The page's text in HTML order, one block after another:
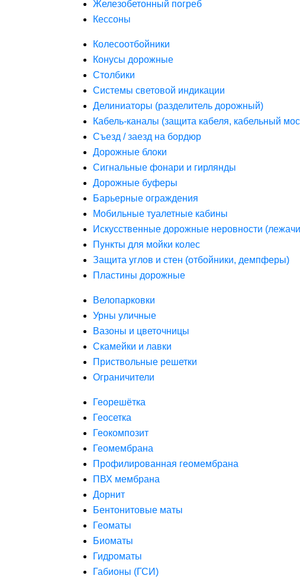
Железобетонный погреб
Кессоны
Колесоотбойники
Конусы дорожные
Столбики
Системы световой индикации
Делиниаторы (разделитель дорожный)
Кабель-каналы (защита кабеля, кабельный
Съезд / заезд на бордюр
Дорожные блоки
Сигнальные фонари и гирлянды
Дорожные буферы
Барьерные ограждения
Мобильные туалетные кабины
Искусственные дорожные неровности
Пункты для мойки колес
Защита углов и стен (отбойники, демпферы)
Пластины дорожные
Велопарковки
Урны уличные
Вазоны и цветочницы
Скамейки и лавки
Приствольные решетки
Ограничители
Георешётка
Геосетка
Геокомпозит
Геомембрана
Профилированная геомембрана
ПВХ мембрана
Дорнит
Бентонитовые маты
Геоматы
Биоматы
Гидроматы
Габионы (ГСИ)